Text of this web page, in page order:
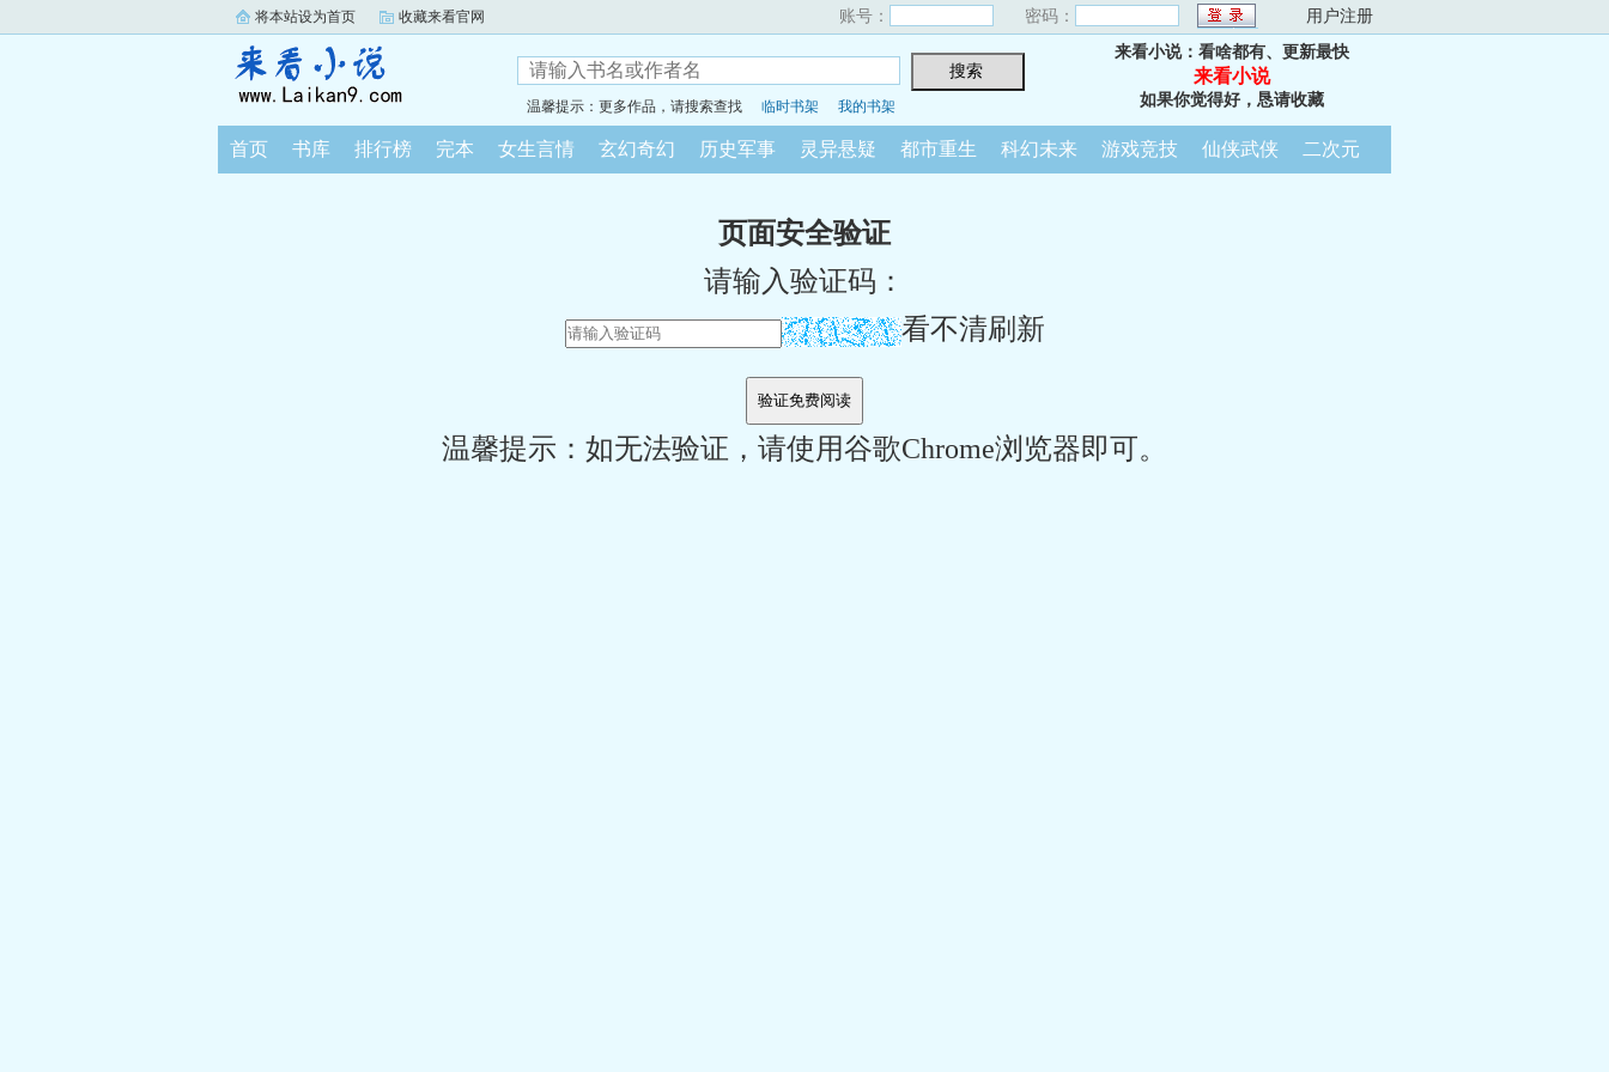
将本站设为首页 收藏来看官网 账号： 密码： 用户注册
温馨提示：更多作品，请搜索查找 临时书架 我的书架
来看小说：看啥都有、更新最快
来看小说
如果你觉得好，恳请收藏
首页 书库 排行榜 完本 女生言情 玄幻奇幻 历史军事 灵异悬疑 都市重生 科幻未来 游戏竞技 仙侠武侠 二次元
页面安全验证
请输入验证码：
看不清刷新
温馨提示：如无法验证，请使用谷歌Chrome浏览器即可。